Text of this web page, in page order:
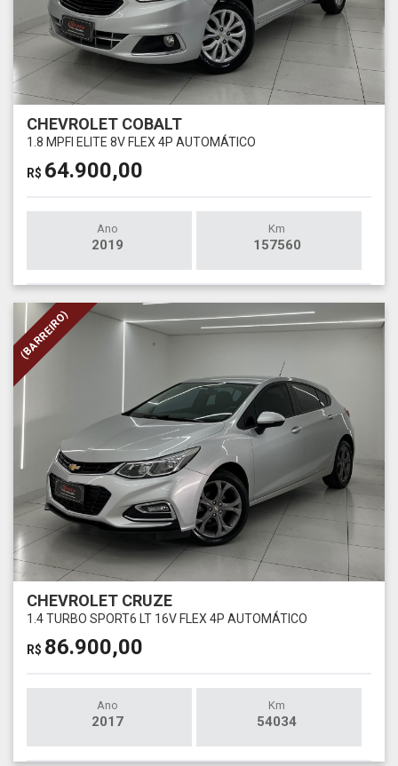
CHEVROLET COBALT
1.8 MPFI ELITE 8V FLEX 4P AUTOMÁTICO
R$ 64.900,00
Ano
2019
Km
157560
(BARREIRO)
CHEVROLET CRUZE
1.4 TURBO SPORT6 LT 16V FLEX 4P AUTOMÁTICO
R$ 86.900,00
Ano
2017
Km
54034